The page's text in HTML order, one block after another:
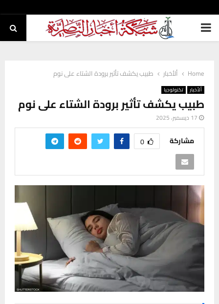
PRIMARY
Home ألأخبار طبيب يكشف تأثير برودة الشتاء على نوم
ألأخبار تكنولوجيا
طبيب يكشف تأثير برودة الشتاء على نوم
17 ديسمبر، 2025
مشاركة 0